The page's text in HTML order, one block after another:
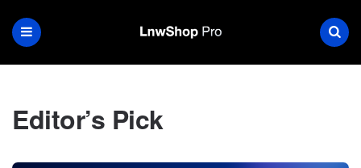
Editor’s Pick